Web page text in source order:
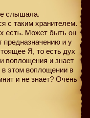
слышала.
с таким хранителем.
есть. Может быть он
предназначению и у
Я, то есть дух
воплощения и знает
этом воплощении в
и не знает? Очень